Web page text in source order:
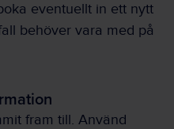
eventuellt in ett nytt
behöver vara med på
fram till. Använd